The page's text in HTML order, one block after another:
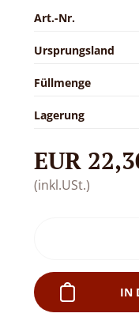
Art.-Nr.
Ursprungsland
Füllmenge
Lagerung
EUR
(inkl.USt.)
IN